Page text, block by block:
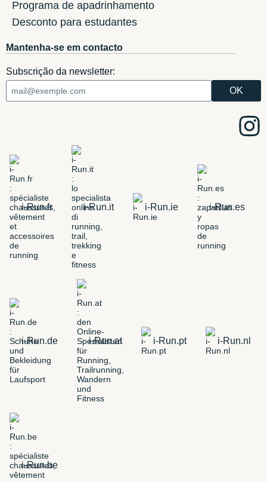
Programa de apadrinhamento
Desconto para estudantes
Mantenha-se em contacto
Subscrição da newsletter:
i-Run.fr i-Run.it i-Run.ie i-Run.es
i-Run.de i-Run.at i-Run.pt i-Run.nl
i-Run.be